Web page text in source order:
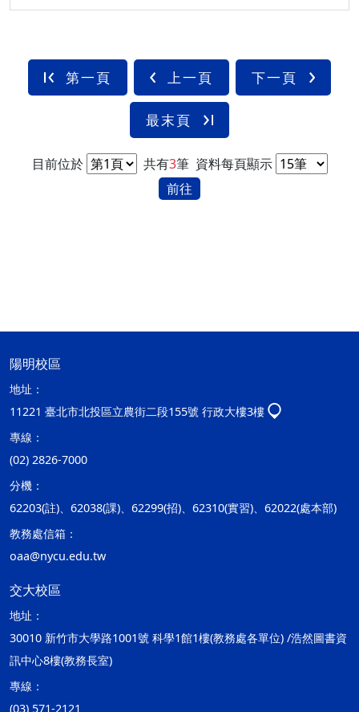
第一頁 上一頁 下一頁
最末頁
目前位於 共有3筆 資料每頁顯示
前往
陽明校區
地址：
11221 臺北市北投區立農街二段155號 行政大樓3樓
專線：
(02) 2826-7000
分機：
62203(註)、62038(課)、62299(招)、62310(實習)、62022(處本部)
教務處信箱：
oaa@nycu.edu.tw
交大校區
地址：
30010 新竹市大學路1001號 科學1館1樓(教務處各單位) /浩然圖書資
訊中心8樓(教務長室)
專線：
(03) 571-2121